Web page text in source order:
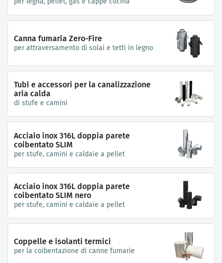
Canna fumaria Zero-Fire
per attraversamento di solai e tetti in legno
Tubi e accessori per la canalizzazione
aria calda
di stufe e camini
Acciaio inox 316L doppia parete
coibentato SLIM
per stufe, camini e caldaie a pellet
Acciaio inox 316L doppia parete
coibentato SLIM nero
per stufe, camini e caldaie a pellet
Coppelle e isolanti termici
per la coibentazione di canne fumarie